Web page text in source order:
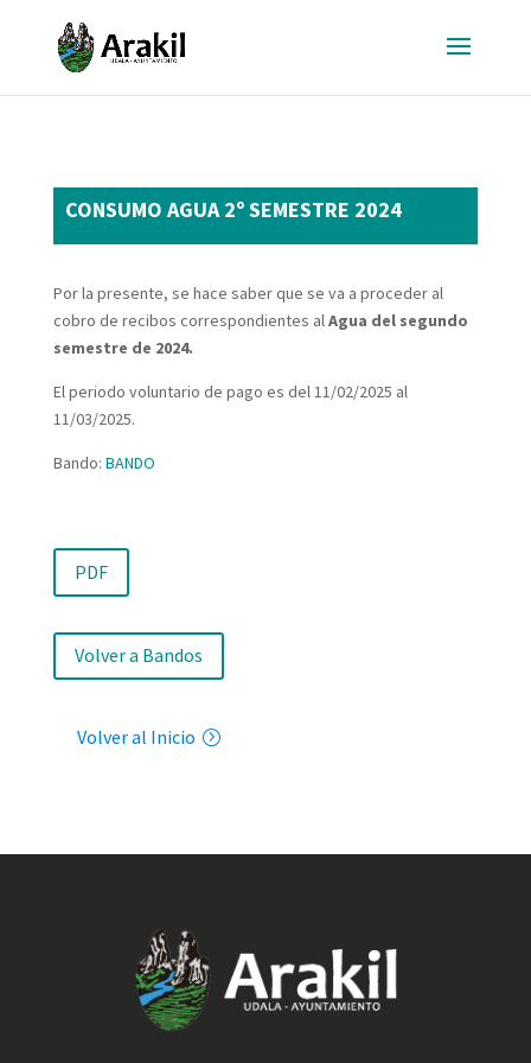
CONSUMO AGUA 2º SEMESTRE 2024
Por la presente, se hace saber que se va a proceder al
cobro de recibos correspondientes alAgua del segundo
semestre de 2024.
El periodo voluntario de pago es del 11/02/2025 al
11/03/2025.
Bando: BANDO
PDF
Volver a Bandos
Volver al Inicio